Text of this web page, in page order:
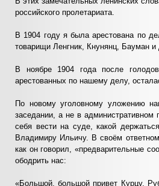
российского пролетариата.
В 1904 году я была арестована по
товарищи Ленгник, Кнунянц, Бауман и
В ноябре 1904 года после
арестованных по нашему делу,
По новому уголовному уложению
заседании, а не в
себя вести на суде, какой
Владимиру Ильичу. В своём
как он говорил, «предварительные
ободрить нас:
«Большой, большой привет Курцу,